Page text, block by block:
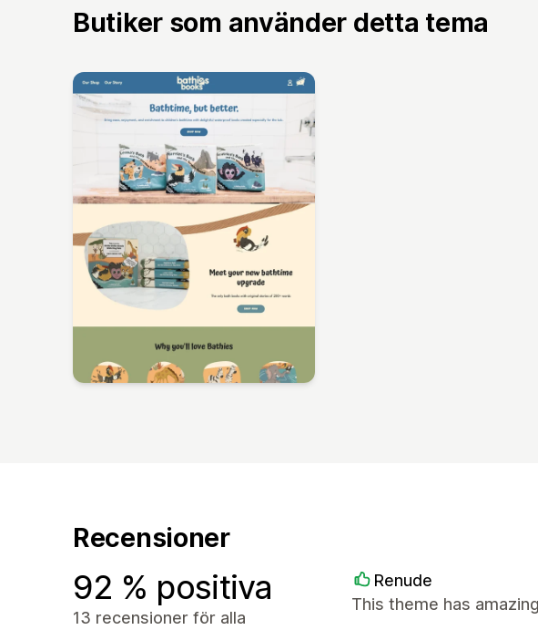
Butiker som använder detta tema
Recensioner
92 % positiva
13 recensioner för alla
Renude
This theme has